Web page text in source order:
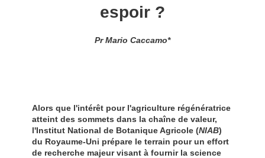
espoir ?
Pr Mario Caccamo*
Alors que l'intérêt pour l'agriculture régénératrice
atteint des sommets dans la chaîne de valeur,
l'Institut National de Botanique Agricole (NIAB)
du Royaume-Uni prépare le terrain pour un effort
de recherche majeur visant à fournir la science